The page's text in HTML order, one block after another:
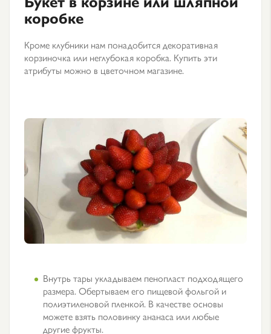
коробке
Кроме клубники нам понадобится декоративная
корзиночка или неглубокая коробка. Купить эти
атрибуты можно в цветочном магазине.
Внутрь тары укладываем пенопласт подходящего
размера. Обертываем его пищевой фольгой и
полиэтиленовой пленкой. В качестве основы
можете взять половинку ананаса или любые
другие фрукты.